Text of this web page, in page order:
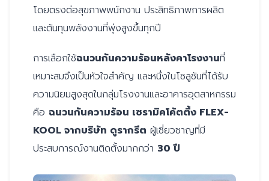
โดยตรงต่อสุขภาพพนักงาน ประสิทธิภาพการผลิต
และต้นทุนพลังงานที่พุ่งสูงขึ้นทุกปี
การเลือกใช้ฉนวนกันความร้อนหลังคาโรงงานที่
เหมาะสมจึงเป็นหัวใจสำคัญ และหนึ่งในโซลูชันที่ได้รับ
ความนิยมสูงสุดในกลุ่มโรงงานและอาคารอุตสาหกรรม
คือ ฉนวนกันความร้อน เซรามิคโค้ตติ้ง FLEX-
KOOL จากบริษัท ดูรากรีต ผู้เชี่ยวชาญที่มี
ประสบการณ์งานติดตั้งมากกว่า 30 ปี